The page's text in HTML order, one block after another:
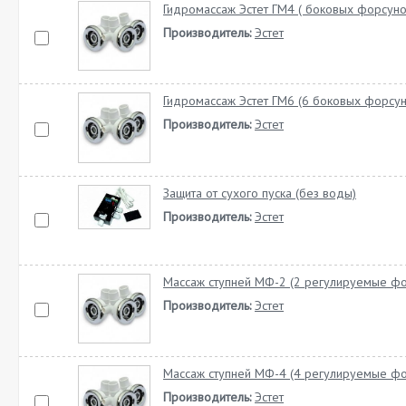
Гидромассаж Эстет ГМ4 ( боковых
Производитель: Эстет
Гидромассаж Эстет ГМ6 (6 боковых
Производитель: Эстет
Защита от сухого пуска (без воды)
Производитель: Эстет
Массаж ступней МФ-2 (2 регулируемые
Производитель: Эстет
Массаж ступней МФ-4 (4 регулируемые
Производитель: Эстет